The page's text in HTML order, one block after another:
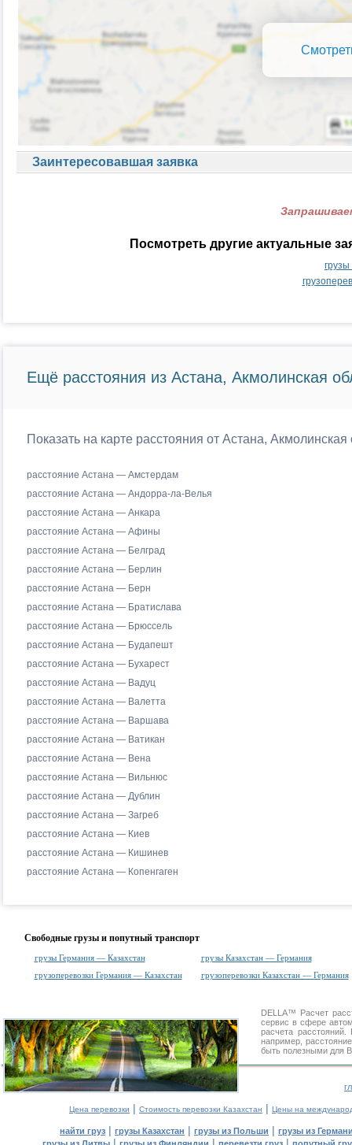
Заинтересовавшая заявка
Посмотреть другие актуальные
Ещё расстояния из Астана, Акмолинская
Показать на карте расстояния от Астана,
расстояние Астана — Амстердам
расстояние Астана — Андорра-ла-Велья
расстояние Астана — Анкара
расстояние Астана — Афины
расстояние Астана — Белград
расстояние Астана — Берлин
расстояние Астана — Берн
расстояние Астана — Братислава
расстояние Астана — Брюссель
расстояние Астана — Будапешт
расстояние Астана — Бухарест
расстояние Астана — Вадуц
расстояние Астана — Валетта
расстояние Астана — Варшава
расстояние Астана — Ватикан
расстояние Астана — Вена
расстояние Астана — Вильнюс
расстояние Астана — Дублин
расстояние Астана — Загреб
расстояние Астана — Киев
расстояние Астана — Кишинев
расстояние Астана — Копенгаген
Свободные грузы и попутный транспорт
грузы Германия — Казахстан
грузы Казахстан — Германия
грузоперевозки Германия — Казахстан
грузоперевозки Казахстан — Германия
DELLA™ Расчет
сервис в сфере
расчета
например,
быть полезными для
Цена перевозки | Стоимость перевозки Казахстан | Цены на
найти груз | грузы Казахстан | грузы из Польши | грузы из